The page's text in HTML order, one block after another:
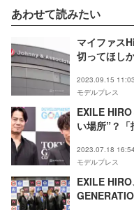
あわせて読みたい
マイファス
切ってほし
2023.09.15 11:03
モデルプレス
EXILE
い場所”？「
2023.07.18 16:54
モデルプレス
EXILE